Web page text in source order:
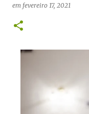
0
em fevereiro 17, 2021